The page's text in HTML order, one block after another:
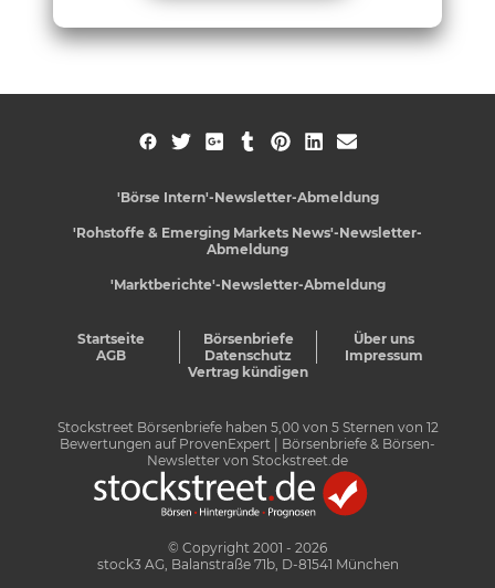
'Börse Intern'-Newsletter-Abmeldung
'Rohstoffe & Emerging Markets News'-Newsletter-
Abmeldung
'Marktberichte'-Newsletter-Abmeldung
Startseite Börsenbriefe
Über uns
AGB
Datenschutz
Impressum
Vertrag kündigen
Stockstreet Börsenbriefe haben 5,00von 5Sternen von 12
Bewertungen auf ProvenExpert | Börsenbriefe & Börsen-
Newsletter von Stockstreet.de
© Copyright 2001 - 2026
stock3 AG, Balanstraße 71b, D-81541 München